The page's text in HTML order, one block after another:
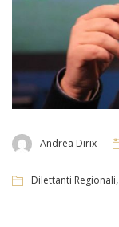
Andrea Dirix
Dilettanti Regionali,